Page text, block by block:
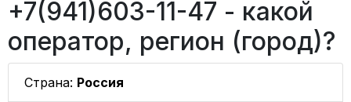
+7(941)603-11-47 - какой
оператор, регион (город)?
Страна: Россия